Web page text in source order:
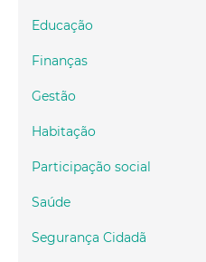
Educação
Finanças
Gestão
Habitação
Participação social
Saúde
Segurança Cidadã